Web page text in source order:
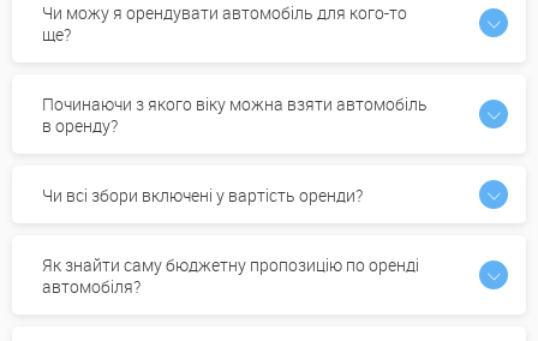
Чи можу я орендувати автомобіль для кого-то
ще?
Починаючи з якого віку можна взяти автомобіль
в оренду?
Чи всі збори включені у вартість оренди?
Як знайти саму бюджетну пропозицію по оренді
автомобіля?